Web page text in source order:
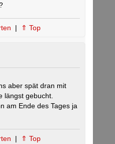
| ⇑ Top
aber spät dran mit
längst gebucht.
am Ende des Tages ja
| ⇑ Top